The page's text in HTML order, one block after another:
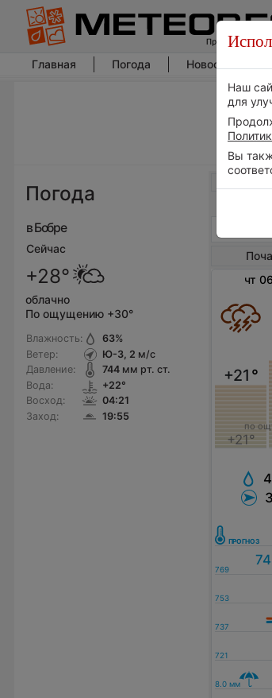
Главная Погода Новости погоды
Погода
в Бобре
Сейчас
+28°
облачно
По ощущению +30°
Влажность:
Ветер:
Давление:
Вода:
Восход:
Заход:
63%
Ю-З, 2 м/с
744мм рт. ст.
+22°
04:21
19:55
чт
+21 °
+21°
по
3
Наш
для
Вы